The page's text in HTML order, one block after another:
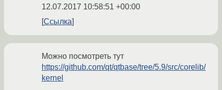
12.07.2017 10:58:51 +00:00
Ссылка
Можно посмотреть тут
https://github.com/qt/qtbase/tree/5.9/src/corelib/
kernel